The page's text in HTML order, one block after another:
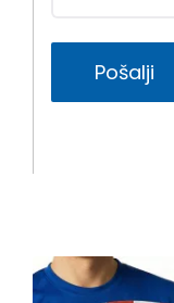
Pošalji